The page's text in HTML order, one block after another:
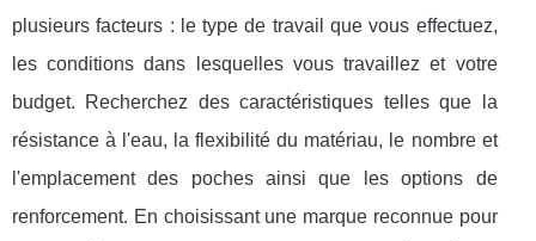
plusieurs facteurs : le type de travail que vous effectuez,
les conditions dans lesquelles vous travaillez et votre
budget. Recherchez des caractéristiques telles que la
résistance à l'eau, la flexibilité du matériau, le nombre et
l'emplacement des poches ainsi que les options de
renforcement. En choisissant une marque reconnue pour